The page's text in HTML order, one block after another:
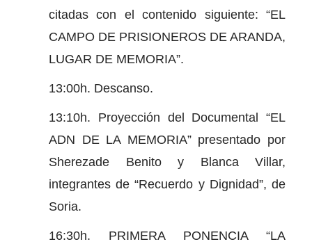
citadas con el contenido siguiente: “EL
CAMPO DE PRISIONEROS DE ARANDA,
LUGAR DE MEMORIA”.
13:00h. Descanso.
13:10h. Proyección del Documental “EL
ADN DE LA MEMORIA” presentado por
Sherezade Benito y Blanca Villar,
integrantes de “Recuerdo y Dignidad”, de
Soria.
16:30h. PRIMERA PONENCIA “LA